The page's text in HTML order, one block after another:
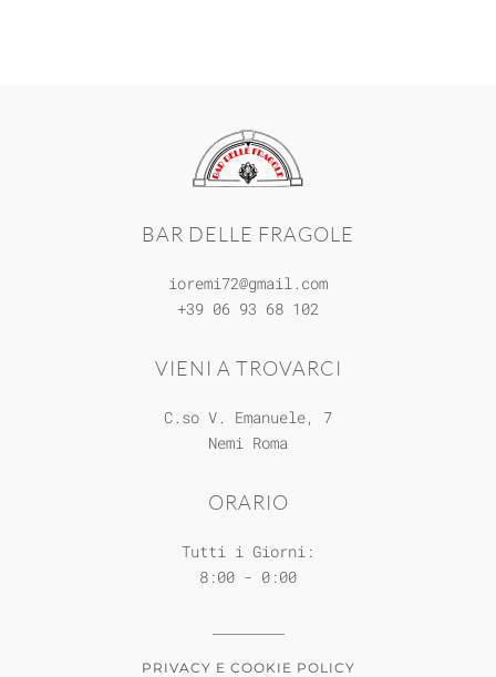
VIENI A TROVARCI
C.so V. Emanuele, 7
Nemi Roma
BAR DELLE FRAGOLE
ioremi72@gmail.com
+39 06 93 68 102
ORARIO
Tutti i Giorni:
8:00 - 0:00
PRIVACY E COOKIE POLICY